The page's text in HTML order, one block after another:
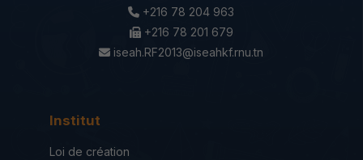
+216 78 204 963
+216 78 201 679
iseah.RF2013@iseahkf.rnu.tn
Institut
Loi de création